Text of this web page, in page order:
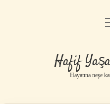
Hafif
Hayatına neşe